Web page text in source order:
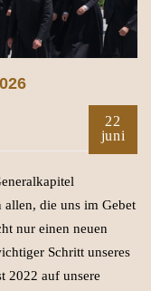
22
juni
die uns im Gebet
nur einen neuen
Schritt unseres
2022 auf unsere